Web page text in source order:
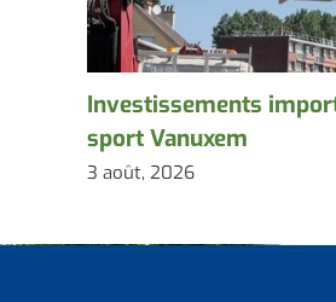
Investissements
sport Vanuxem
3 août, 2026